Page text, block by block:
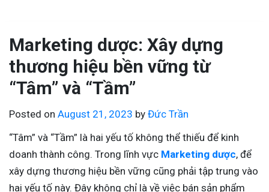
Marketing dược: Xây dựng
thương hiệu bền vững từ
“Tâm” và “Tầm”
Posted on August 21, 2023 by Đức Trần
“Tâm” và “Tầm” là hai yếu tố không thể thiếu để kinh
doanh thành công. Trong lĩnh vực Marketing dược, để
xây dựng thương hiệu bền vững cũng phải tập trung vào
hai yếu tố này. Đây không chỉ là về việc bán sản phẩm